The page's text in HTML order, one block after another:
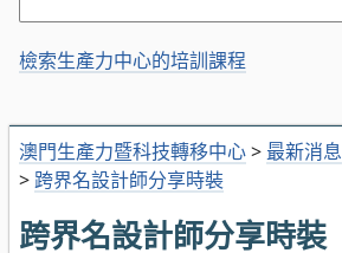
澳門生產力暨科技轉移中心> 最新消息
> 跨界名設計師分享時裝
跨界名設計師分享時裝
檢索生產力中心的培訓課程